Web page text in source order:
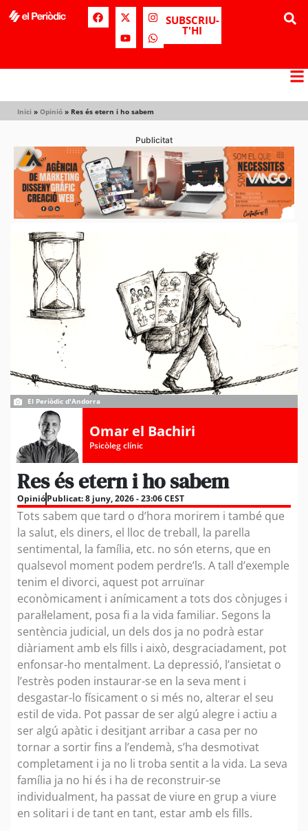
SUBSCRIU-
T'HI
Inici » Opinió » Res és etern i ho sabem
Publicitat
El Periòdic d'Andorra
Omar el Bachiri
Psicòleg clínic
Res és etern i ho sabem
OpinióPublicat:8 juny, 2026 - 23:06 CEST
Tots sabem que tard o d’hora morirem i també que
la salut, els diners, el lloc de treball, la parella
sentimental, la família, etc. no són eterns, que en
qualsevol moment podem perdre’ls. A tall d’exemple
tenim el divorci, aquest pot arruïnar
econòmicament i anímicament a tots dos cònjuges i
paral·lelament, posa fi a la vida familiar. Segons la
sentència judicial, un dels dos ja no podrà estar
diàriament amb els fills i això, desgraciadament, pot
enfonsar-ho mentalment. La depressió, l’ansietat o
l’estrès poden instaurar-se en la seva ment i
desgastar-lo físicament o si més no, alterar el seu
estil de vida. Pot passar de ser algú alegre i actiu a
ser algú apàtic i desitjant arribar a casa per no
tornar a sortir fins a l’endemà, s’ha desmotivat
completament i ja no li troba sentit a la vida. La seva
família ja no hi és i ha de reconstruir-se
individualment, ha passat de viure en grup a viure
en solitari i de tant en tant, estar amb els fills.